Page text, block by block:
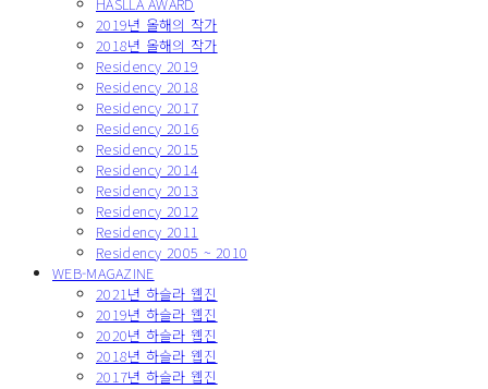
2019년 올해의 작가
2018년 올해의 작가
Residency 2019
Residency 2018
Residency 2017
Residency 2016
Residency 2015
Residency 2014
Residency 2013
Residency 2012
Residency 2011
Residency 2005 ~ 2010
WEB-MAGAZINE
2021년 하슬라 웹진
2019년 하슬라 웹진
2020년 하슬라 웹진
2018년 하슬라 웹진
2017년 하슬라 웹진